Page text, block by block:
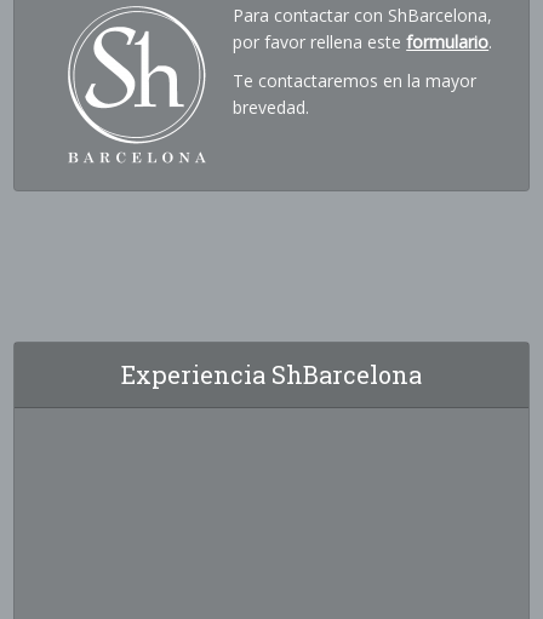
Para contactar con ShBarcelona,
por favor rellena esteformulario.
Te contactaremos en la mayor
brevedad.
Experiencia ShBarcelona